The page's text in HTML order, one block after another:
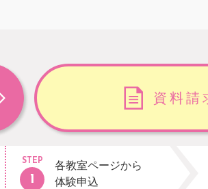
資料請
STEP
各教室ページから
体験申込